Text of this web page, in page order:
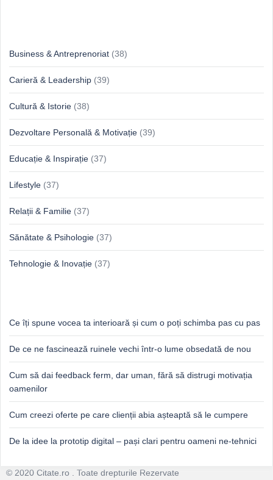
Business & Antreprenoriat (38)
Carieră & Leadership (39)
Cultură & Istorie (38)
Dezvoltare Personală & Motivație (39)
Educație & Inspirație (37)
Lifestyle (37)
Relații & Familie (37)
Sănătate & Psihologie (37)
Tehnologie & Inovație (37)
Ce îți spune vocea ta interioară și cum o poți schimba pas cu pas
De ce ne fascinează ruinele vechi într-o lume obsedată de nou
Cum să dai feedback ferm, dar uman, fără să distrugi motivația
oamenilor
Cum creezi oferte pe care clienții abia așteaptă să le cumpere
De la idee la prototip digital – pași clari pentru oameni ne-tehnici
Footer
© 2020 Citate.ro . Toate drepturile Rezervate